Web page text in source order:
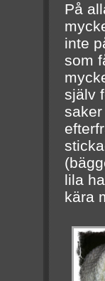
På
inte
som
själv
lila
kära